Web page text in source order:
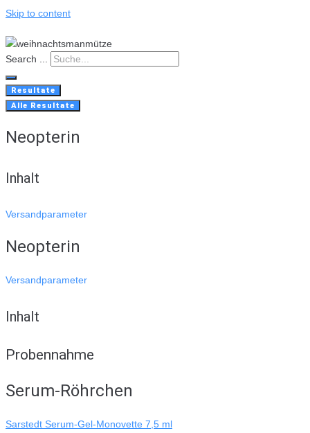
Skip to content
Search ...
Resultate
Alle Resultate
Neopterin
Inhalt
Versandparameter
Neopterin
Versandparameter
Inhalt
Probennahme
Serum-Röhrchen
Sarstedt Serum-Gel-Monovette 7,5 ml